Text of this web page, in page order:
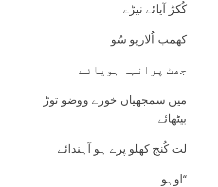
کُکڑ آیائے نیڑے
کھمب اُلاریو سُو
جھٹ پرانہہ ہویائے
میں سمجھیاں خورے ووضو توڑ
بیٹھائے
لت کُنج کھلو پرے ہو آہندائے
‘‘اوہو